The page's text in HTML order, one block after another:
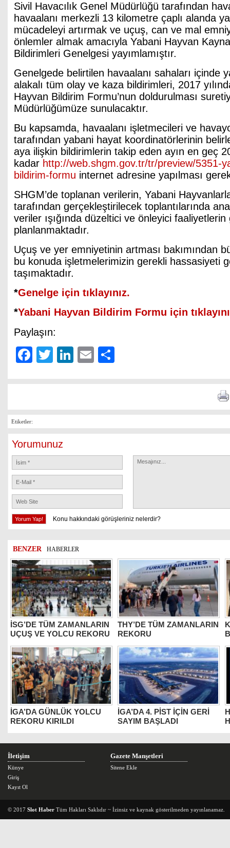
Sivil Havacılık Genel Müdürlüğü tarafından
havaalanı merkezli 13 kilometre çaplı alanda
mücadeleyi artırmak ve uçuş, can ve mal
önlemler almak amacıyla Yabani Hayvan
Bildirimleri Genelgesi yayımlamıştır.
Genelgede belirtilen havaalanı sahaları içinde
alakalı tüm olay ve kaza bildirimleri, 2017
Hayvan Bildirim Formu’nun doldurulması
Müdürlüğümüze sunulacaktır.
Bu kapsamda, havaalanı işletmecileri ve
tarafından yabani hayat koordinatörlerinin
aya ilişkin bildirimlerin takip eden ayın en geç
kadar http://web.shgm.gov.tr/tr/preview/5351-
bildirim-formu internet adresine yapılması
SHGM’de toplanan verilerin, Yabani
tarafından gerçekleştirilecek toplantılarında
veriler ışığında düzeltici ve önleyici
planlanmaktadır.
Uçuş ve yer emniyetinin artması bakımından
bu konuda işletmelerimizin gerekli hassasiyeti
taşımaktadır.
*Genelge için tıklayınız.
*Yabani Hayvan Bildirim Formu için
Paylaşın:
Facebook
TwitterLinkedIn
Email
Etiketler:
Yorumunuz
Konu hakkındaki görüşleriniz nelerdir?
BENZER HABERLER
İSG’DE TÜM ZAMANLARIN
UÇUŞ VE YOLCU REKORU
THY’DE TÜM ZAMANLARIN
REKORU
İGA’DA GÜNLÜK YOLCU
REKORU KIRILDI
İGA’DA 4. PİST İÇİN GERİ
SAYIM BAŞLADI
İletişim
Künye
Giriş
Kayıt Ol
Gazete Manşetleri
Sitene Ekle
© 2017 Slot Haber Tüm Hakları Saklıdır ~ İzinsiz ve kaynak gösterilmeden yayınlanamaz.